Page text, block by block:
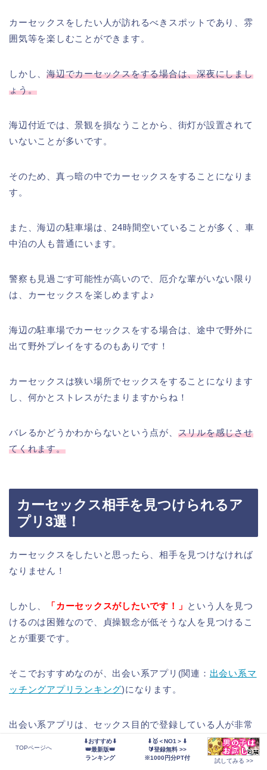
カーセックスをしたい人が訪れるべきスポットであり、雰
囲気等を楽しむことができます。
しかし、海辺でカーセックスをする場合は、深夜にしまし
ょう。
海辺付近では、景観を損なうことから、街灯が設置されて
いないことが多いです。
そのため、真っ暗の中でカーセックスをすることになりま
す。
また、海辺の駐車場は、24時間空いていることが多く、車
中泊の人も普通にいます。
警察も見過ごす可能性が高いので、厄介な輩がいない限り
は、カーセックスを楽しめますよ♪
海辺の駐車場でカーセックスをする場合は、途中で野外に
出て野外プレイをするのもありです！
カーセックスは狭い場所でセックスをすることになります
し、何かとストレスがたまりますからね！
バレるかどうかわからないという点が、 スリルを感じさせ
てくれます。
カーセックス相手を見つけられるア
プリ3選！
カーセックスをしたいと思ったら、相手を見つけなければ
なりません！
しかし、 「カーセックスがしたいです！」 という人を見つ
けるのは困難なので、貞操観念が低そうな人を見つけるこ
とが重要です。
そこでおすすめなのが、出会い系アプリ(関連： 出会い系マ
ッチングアプリランキング)になります。
出会い系アプリは、セックス目的で登録している人が非常
押しが強ければ、そのままカーセックスに持ち込
TOPページへ
⬇おすすめ⬇
👑最新版👑
ランキング
⬇🥇＜NO1＞⬇
🔰登録無料 >>
※1000円分PT付
試してみる >>